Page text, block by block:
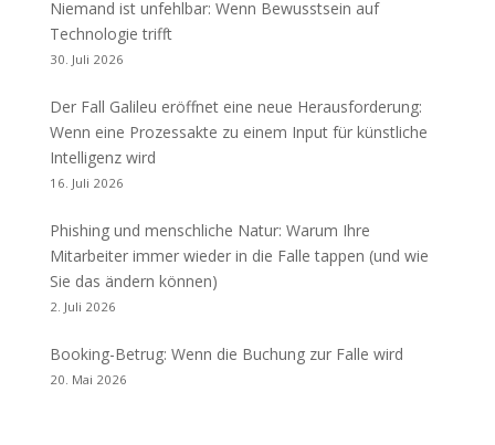
Niemand ist unfehlbar: Wenn Bewusstsein auf
Technologie trifft
30. Juli 2026
Der Fall Galileu eröffnet eine neue Herausforderung:
Wenn eine Prozessakte zu einem Input für künstliche
Intelligenz wird
16. Juli 2026
Phishing und menschliche Natur: Warum Ihre
Mitarbeiter immer wieder in die Falle tappen (und wie
Sie das ändern können)
2. Juli 2026
Booking-Betrug: Wenn die Buchung zur Falle wird
20. Mai 2026